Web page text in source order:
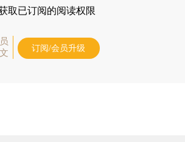
取已订阅的阅读权限
订阅/会员升级